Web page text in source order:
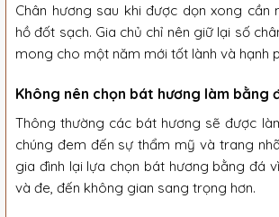
Chân hương sau khi được dọn xong
hồ đốt sạch. Gia chủ chỉ nên giữ lại số
mong cho một năm mới tốt lành và hạnh
Không nên chọn bát hương làm bằng
Thông thường các bát hương sẽ được
chúng đem đến sự thẩm mỹ và trang
gia đình lại lựa chọn bát hương bằng đá
và đe, đến không gian sang trọng hơn.